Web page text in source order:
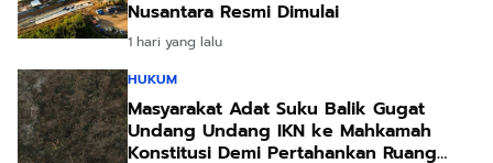
Nusantara Resmi Dimulai
1 hari yang lalu
HUKUM
Masyarakat Adat Suku Balik Gugat
Undang Undang IKN ke Mahkamah
Konstitusi Demi Pertahankan Ruang